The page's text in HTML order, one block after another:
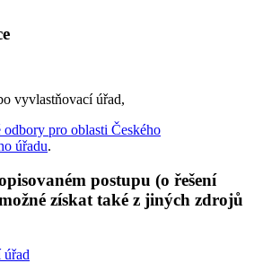
vyvlastňovací úřad,
odbory pro oblasti Českého
úřadu.
postupu (o řešení
získat také z jiných zdrojů
úřad